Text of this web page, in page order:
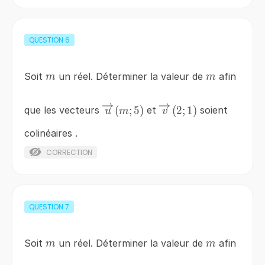
QUESTION 6
Soit m
m un réel. Déterminer la valeur de m
m afin
que les vecteurs \overrightarrow{u}
u (m; 5) et\overrightarrow{v}
v (2; 1) soient
colinéaires .
CORRECTION
QUESTION 7
Soit m
m un réel. Déterminer la valeur de m
m afin